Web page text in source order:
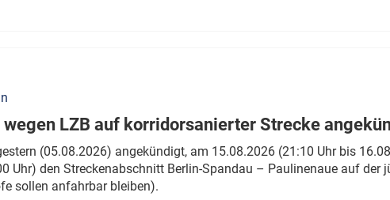
LZB auf korridorsanierter Strecke
(05.08.2026) angekündigt, am 15.08.2026 (21:10 Uhr bis
Uhr) den Streckenabschnitt Berlin-Spandau – Paulinenaue auf
sollen anfahrbar bleiben).